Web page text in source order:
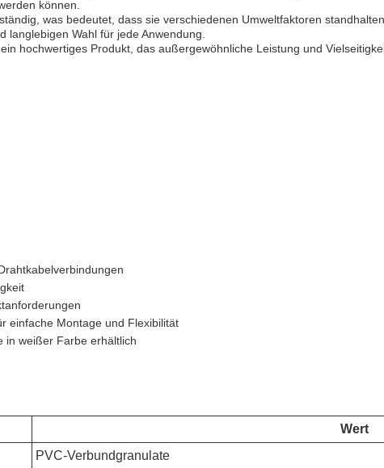
können.
was bedeutet, dass sie verschiedenen Umweltfaktoren
Wahl für jede Anwendung.
hochwertiges Produkt, das außergewöhnliche Leistung und
einfache Montage und Flexibilität
in weißer Farbe erhältlich
Wert
PVC-Verbundgranulate